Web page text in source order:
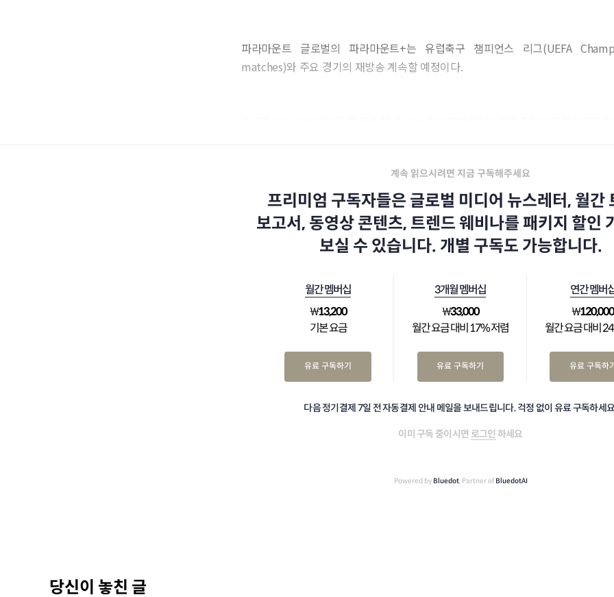
파라마운트 글로벌의 파라마운트+는 유럽축구 챔피언스 리그(UEFA
matches)와 주요 경기의 재방송 계속할 예정이다.
계속 읽으시려면 지금 구독해주세요
프리미엄 구독자들은 글로벌 미디어 뉴스레터, 월간
보고서, 동영상 콘텐츠, 트렌드 웨비나를 패키지 할인
보실 수 있습니다. 개별 구독도 가능합니다.
월간 멤버십
₩13,200
기본 요금
유료 구독하기
3개월 멤버십
₩33,000
월간 요금 대비 17% 저렴
유료 구독하기
연간 멤버
₩120,000
월간 요금 대비
유료 구독하기
다음 정기결제 7일 전 자동결제 안내 메일을 보내드립니다. 걱정 없이 유료 구독하세
이미 구독 중이시면 로그인 하세요
Powered by Bluedot, Partner of BluedotAI
당신이 놓친 글